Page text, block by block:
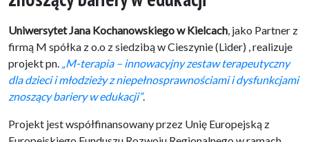
Uniwersytet Jana Kochanowskiego w Kielcach , jako Partner z
firmą M spółka z o.o z siedzibą w Cieszynie (Lider) , realizuje
projekt pn.
„M-terapia – innowacyjny zestaw terapeutyczny
dla dzieci i młodzieży z niepełnosprawnościami i dysfunkcjami
znoszący bariery w edukacji”.
Projekt jest współfinansowany przez Unię Europejską z